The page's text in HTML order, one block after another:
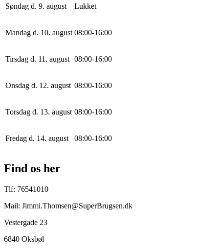
Søndag d. 9. august Lukket
Mandag d. 10. august 08:00-16:00
Tirsdag d. 11. august 08:00-16:00
Onsdag d. 12. august 08:00-16:00
Torsdag d. 13. august 08:00-16:00
Fredag d. 14. august 08:00-16:00
Find os her
Tlf: 76541010
Mail: Jimmi.Thomsen@SuperBrugsen.dk
Vestergade 23
6840 Oksbøl